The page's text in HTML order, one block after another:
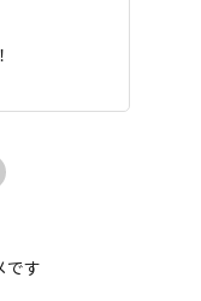
です